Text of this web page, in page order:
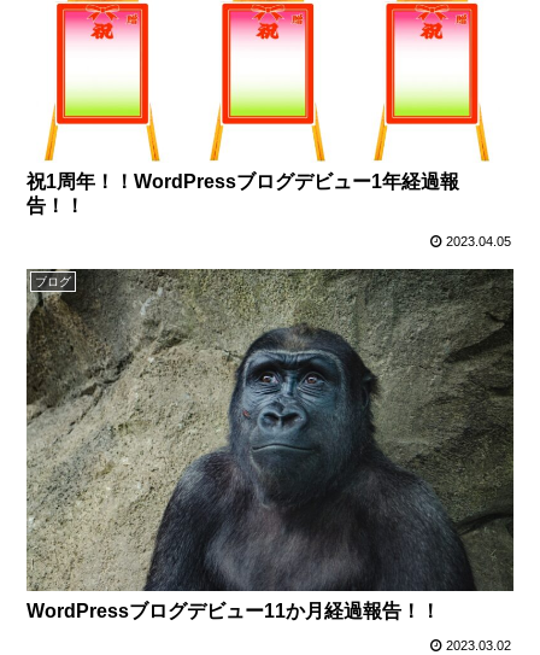
祝1周年！！WordPressブログデビュー1年経過報
告！！
2023.04.05
ブログ
WordPressブログデビュー11か月経過報告！！
2023.03.02